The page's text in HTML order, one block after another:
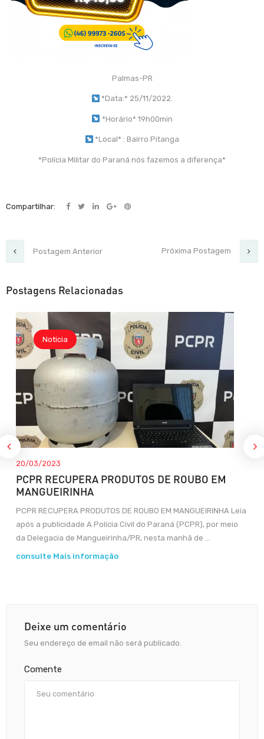
Palmas-PR
*Data:* 25/11/2022.
*Horário* 19h00min
*Local* : Bairro Pitanga
*Polícia Militar do Paraná nós fazemos a diferença*
Compartilhar:
Postagem Anterior Próxima Postagem
Postagens Relacionadas
Noticia
20/03/2023
PCPR RECUPERA PRODUTOS DE ROUBO EM
MANGUEIRINHA
PCPR RECUPERA PRODUTOS DE ROUBO EM MANGUEIRINHA Leia
após a publicidade A Polícia Civil do Paraná (PCPR), por meio
da Delegacia de Mangueirinha/PR, nesta manhã de ...
consulte Mais informação
Deixe um comentário
Seu endereço de email não será publicado.
Comente